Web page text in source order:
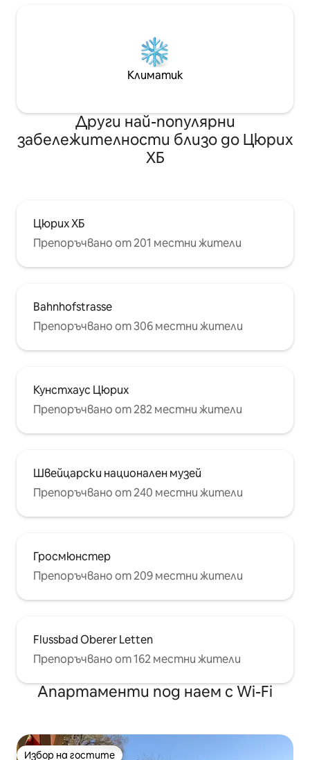
Климатик
Други най-популярни
забележителности близо до Цюрих
ХБ
Цюрих ХБ
Препоръчвано от 201 местни жители
Bahnhofstrasse
Препоръчвано от 306 местни жители
Кунстхаус Цюрих
Препоръчвано от 282 местни жители
Швейцарски национален музей
Препоръчвано от 240 местни жители
Гросмюнстер
Препоръчвано от 209 местни жители
Flussbad Oberer Letten
Препоръчвано от 162 местни жители
Апартаменти под наем с Wi-Fi
Избор на гостите